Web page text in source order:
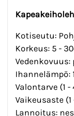
Kotiseutu:
Korkeus: 5 -
Vedenkovuus:
Ihannelämpö:
Valontarve (1 -
Vaikeusaste (1
Lannoitus: